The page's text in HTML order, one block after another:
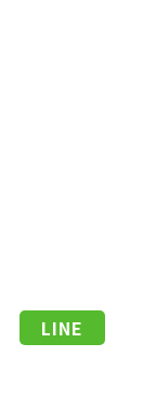
LINE